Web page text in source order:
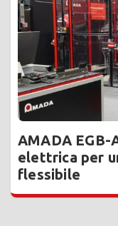
AMADA EGB-
elettrica per
flessibile